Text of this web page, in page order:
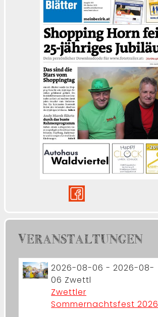
VERANSTALTUNGEN
2026-08-06 - 2026-08-
06 Zwettl
Zwettler
Sommernachtsfest 2026